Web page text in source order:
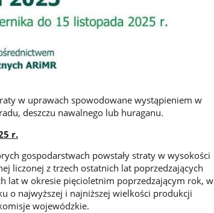
w uprawach spowodowane wystąpieniem w
deszczu nawalnego lub huraganu.
r.
gospodarstwach powstały straty w wysokości
liczonej z trzech ostatnich lat poprzedzających
lat w okresie pięcioletnim poprzedzającym rok, w
o najwyższej i najniższej wielkości produkcji
wojewódzkie.